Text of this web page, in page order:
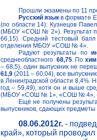
Прошли экзамены по 11
Русский язык в формате
(по области 14): Кузнецов
(МБОУ «СОШ № 2»). Результат
66,15). Средний тестовый
отделения МБОУ «СОШ № 4».
Радуют результаты по
среднеобластного 68,75. По
– 68,5), один выпускник не
61,9 (2011 – 60,04), все
в Ленинградской области 8,4%.
год – 59,49), хотя он и выше
(МБОУ «СОШ № 1», «СОШ № 4»,
Ещё не получены
выпускников, сдающих
08.06.2012г. -
край», который проводил